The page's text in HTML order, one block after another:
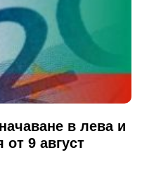
в лева и
9 август